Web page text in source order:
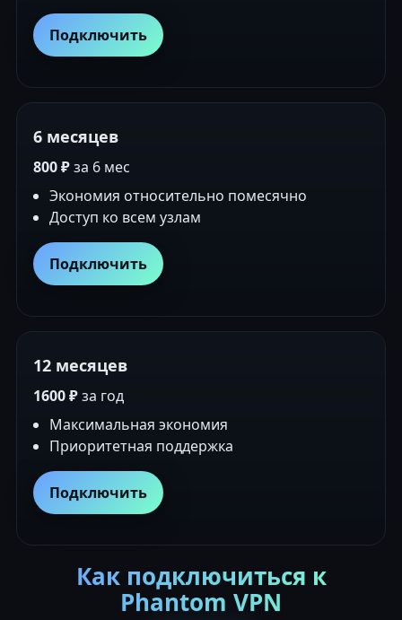
Подключить
6 месяцев
800 ₽за 6 мес
Экономия относительно помесячно
Доступ ко всем узлам
Подключить
12 месяцев
1600 ₽за год
Максимальная экономия
Приоритетная поддержка
Подключить
Как подключиться к
Phantom VPN